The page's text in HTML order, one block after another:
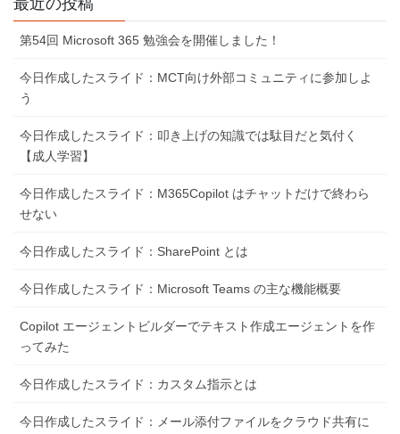
最近の投稿
第54回 Microsoft 365 勉強会を開催しました！
今日作成したスライド：MCT向け外部コミュニティに参加しよ
う
今日作成したスライド：叩き上げの知識では駄目だと気付く
【成人学習】
今日作成したスライド：M365Copilot はチャットだけで終わら
せない
今日作成したスライド：SharePoint とは
今日作成したスライド：Microsoft Teams の主な機能概要
Copilot エージェントビルダーでテキスト作成エージェントを作
ってみた
今日作成したスライド：カスタム指示とは
今日作成したスライド：メール添付ファイルをクラウド共有に